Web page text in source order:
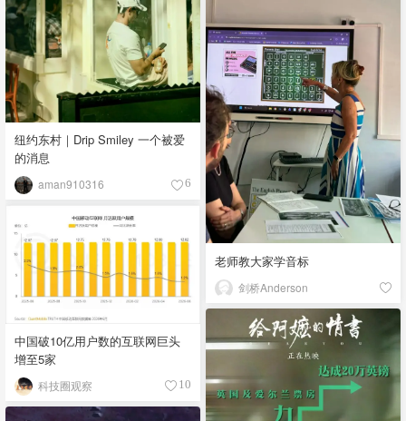
纽约东村｜Drip Smiley 一个被爱
的消息
aman910316 6
老师教大家学音标
剑桥Anderson
中国破10亿用户数的互联网巨头
增至5家
科技圈观察 10